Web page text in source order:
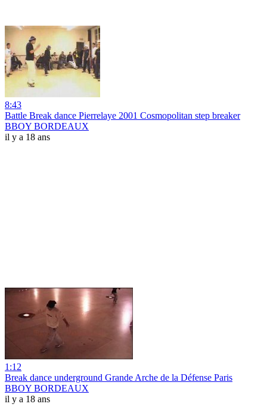
8:43
Battle Break dance Pierrelaye 2001 Cosmopolitan step breaker
BBOY BORDEAUX
il y a 18 ans
1:12
Break dance underground Grande Arche de la Défense Paris
BBOY BORDEAUX
il y a 18 ans